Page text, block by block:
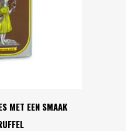
MET EEN SMAAK